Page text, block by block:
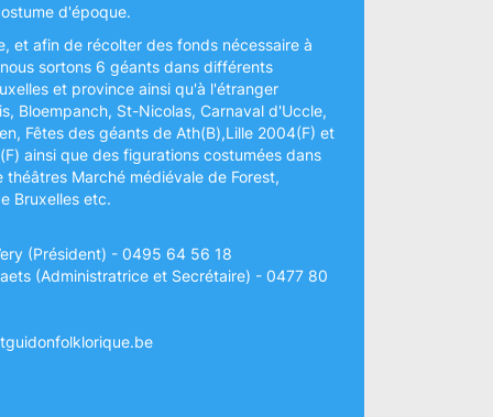
d'époque.
et afin de récolter des fonds nécessaire à
sortons 6 géants dans différents
et province ainsi qu'à l'étranger
Bloempanch, St-Nicolas, Carnaval d'Uccle,
Fêtes des géants de Ath(B),Lille 2004(F) et
ainsi que des figurations costumées dans
théâtres Marché médiévale de Forest,
Bruxelles etc.
(Président) - 0495 64 56 18
(Administratrice et Secrétaire) - 0477 80